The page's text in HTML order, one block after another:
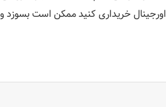
اورجینال خریداری کنید ممکن است